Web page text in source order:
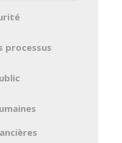
processus